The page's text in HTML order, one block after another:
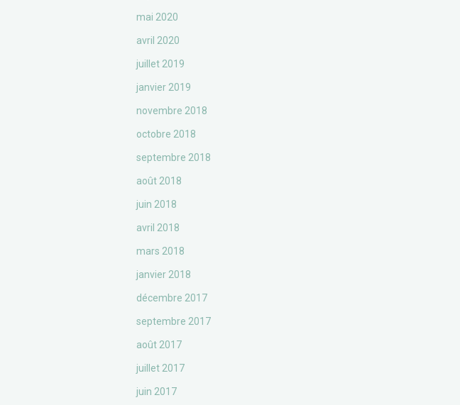
mai 2020
avril 2020
juillet 2019
janvier 2019
novembre 2018
octobre 2018
septembre 2018
août 2018
juin 2018
avril 2018
mars 2018
janvier 2018
décembre 2017
septembre 2017
août 2017
juillet 2017
juin 2017